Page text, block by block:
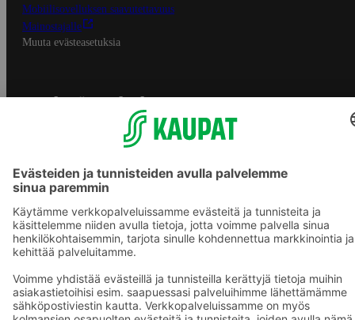
Mobiilisovelluksen saavutettavuus
Mainostajalle
Muuta evästeasetuksia
S-ryhmän palvelut
Asiakasomistajuus
Yhteishyvä Ruoka -sovellus
Prisma.fi
Sokos.fi
S-Pankki
Sokos Hotels
Raflaamo